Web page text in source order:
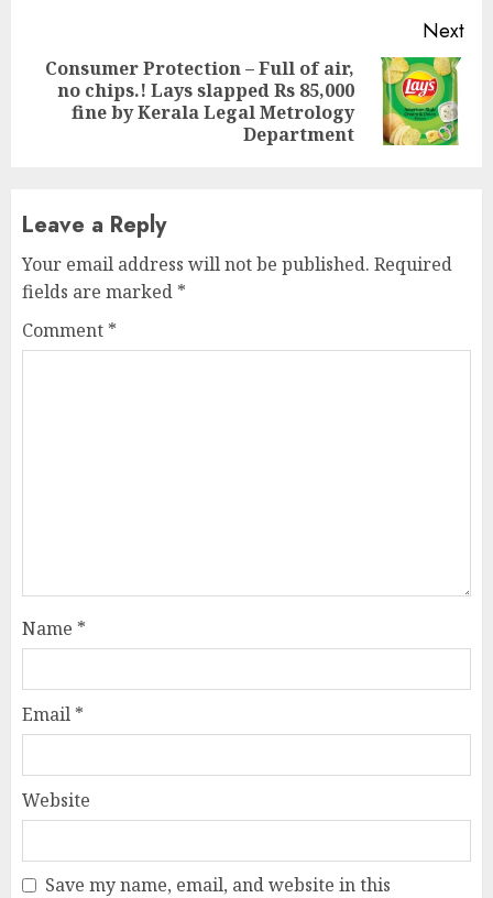
Next
Next
post:
Consumer Protection – Full of air,
no chips.! Lays slapped Rs 85,000
fine by Kerala Legal Metrology
Department
Leave a Reply
Your email address will not be published. Required
fields are marked *
Comment *
Name *
Email *
Website
Save my name, email, and website in this